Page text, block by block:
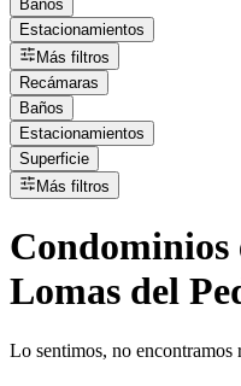
Baños
Estacionamientos
Más filtros
Recámaras
Baños
Estacionamientos
Superficie
Más filtros
Condominios
Lomas del
Lo sentimos, no encontramos